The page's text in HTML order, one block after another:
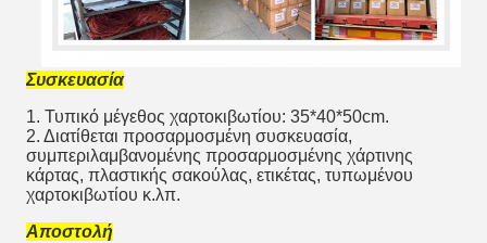
Συσκευασία
1. Τυπικό μέγεθος χαρτοκιβωτίου: 35*40*50cm.
2. Διατίθεται προσαρμοσμένη συσκευασία,
συμπεριλαμβανομένης προσαρμοσμένης χάρτινης
κάρτας, πλαστικής σακούλας, ετικέτας, τυπωμένου
χαρτοκιβωτίου κ.λπ.
Αποστολή